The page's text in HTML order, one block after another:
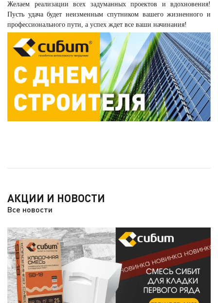
Желаем реализации всех задуманных проектов и вдохновения!
Пусть удача будет неизменным спутником вашего жизненного и
профессионального пути, а успех ждет все ваши начинания!
АКЦИИ И НОВОСТИ
Все новости